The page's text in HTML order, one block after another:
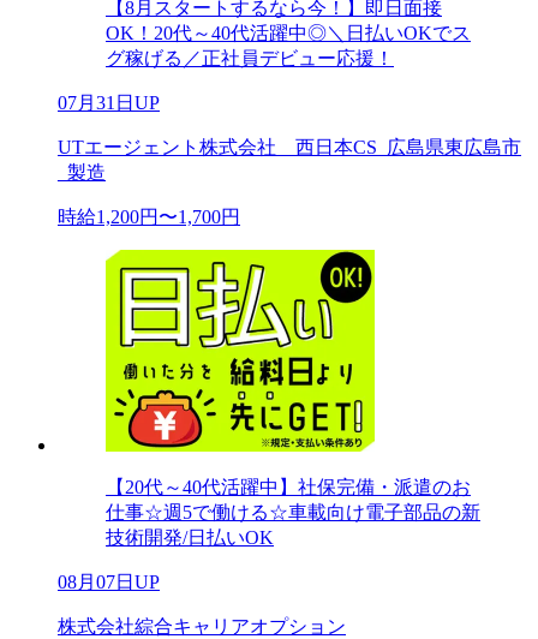
【8月スタートするなら今！】即日面接
OK！20代～40代活躍中◎＼日払いOKでス
グ稼げる／正社員デビュー応援！
07月31日UP
UTエージェント株式会社 西日本CS_広島県東広島市
_製造
時給1,200円〜1,700円
【20代～40代活躍中】社保完備・派遣のお
仕事☆週5で働ける☆車載向け電子部品の新
技術開発/日払いOK
08月07日UP
株式会社綜合キャリアオプション